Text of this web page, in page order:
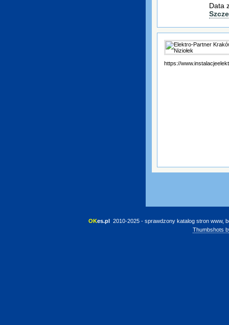
Data
https://
OKes.pl
 2010-2025 - sprawdzony katalog stron www,
Thumbshots